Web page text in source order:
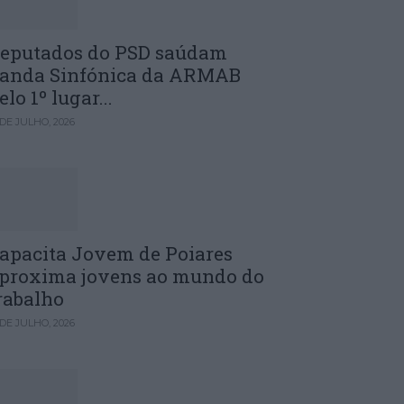
do PSD saúdam
Sinfónica da ARMAB
1º lugar...
JULHO, 2026
Jovem de Poiares
jovens ao mundo do
JULHO, 2026